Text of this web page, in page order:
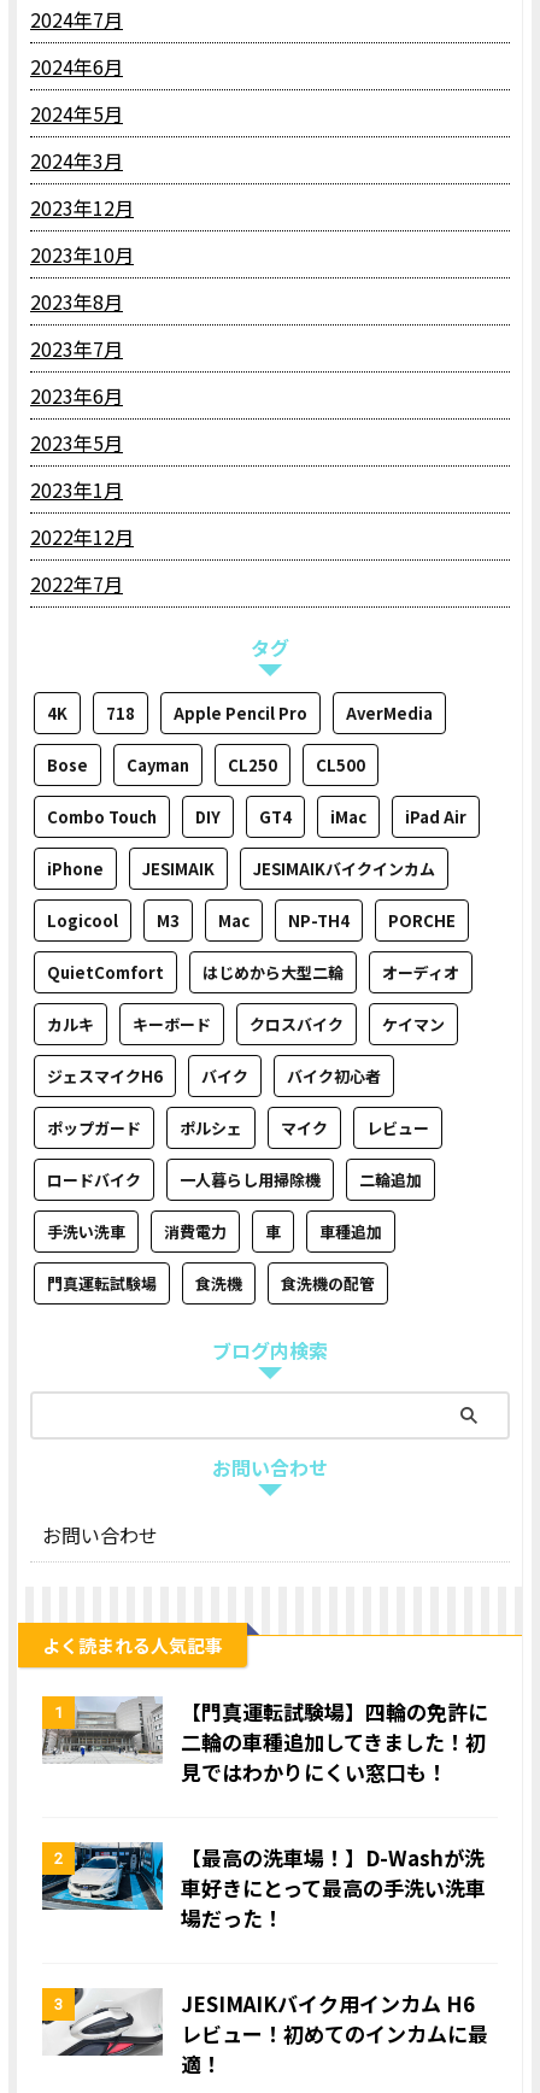
2024年7月
2024年6月
2024年5月
2024年3月
2023年12月
2023年10月
2023年8月
2023年7月
2023年6月
2023年5月
2023年1月
2022年12月
2022年7月
タグ
4K 718 Apple Pencil Pro AverMedia
Bose Cayman CL250 CL500
Combo Touch DIY GT4 iMac iPad Air
iPhone JESIMAIK JESIMAIKバイクインカム
Logicool M3 Mac NP-TH4 PORCHE
QuietComfort はじめから大型二輪 オーディオ
カルキ キーボード クロスバイク ケイマン
ジェスマイクH6 バイク バイク初心者
ポップガード ポルシェ マイク レビュー
ロードバイク 一人暮らし用掃除機 二輪追加
手洗い洗車 消費電力 車 車種追加
門真運転試験場 食洗機 食洗機の配管
ブログ内検索
お問い合わせ
お問い合わせ
よく読まれる人気記事
1
【門真運転試験場】四輪の免許に
二輪の車種追加してきました！初
見ではわかりにくい窓口も！
2
【最高の洗車場！】D-Washが洗
車好きにとって最高の手洗い洗車
場だった！
3
JESIMAIKバイク用インカム H6
レビュー！初めてのインカムに最
適！